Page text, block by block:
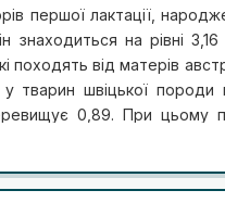
першої лактації,
знаходиться на рівні
походять від матерів
швіцької породи
0,89. При цьому
і сягає показника
ефективність